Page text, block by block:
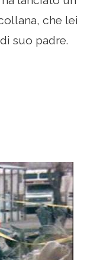
che lei
suo padre.